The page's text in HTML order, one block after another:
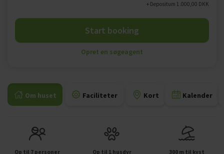
Om huset Faciliteter Kort Kalender
Op til 7 personer Op til 1 husdyr 300 m til kyst
+ Depositum 1.000,00 DKK
Start booking
Opret en søgeagent